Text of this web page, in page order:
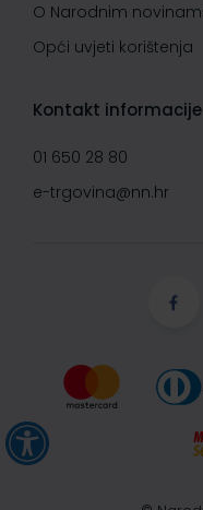
O Narodnim
Opći uvjeti korištenja
Kontakt informacije
01 650 28 80
e-trgovina@nn.hr